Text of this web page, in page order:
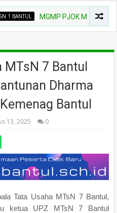
MGMP PJOK MTs Bantul
MTsN 7 Bantul
Dharma
Bantul
13, 2025 0
Tata Usaha MTsN 7 Bantul,
ketua UPZ MTsN 7 Bantul